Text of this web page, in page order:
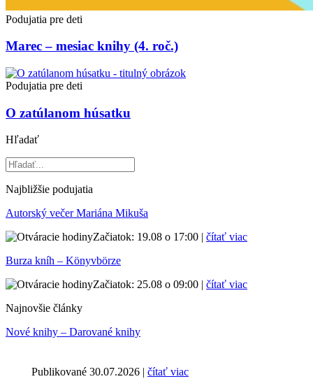
Podujatia pre deti
Marec – mesiac knihy (4. roč.)
Podujatia pre deti
O zatúlanom húsatku
Hľadať
Najbližšie podujatia
Autorský večer Mariána Mikuša
Začiatok: 19.08 o 17:00 | čítať viac
Burza kníh – Könyvbörze
Začiatok: 25.08 o 09:00 | čítať viac
Najnovšie články
Nové knihy – Darované knihy
Publikované 30.07.2026 | čítať viac